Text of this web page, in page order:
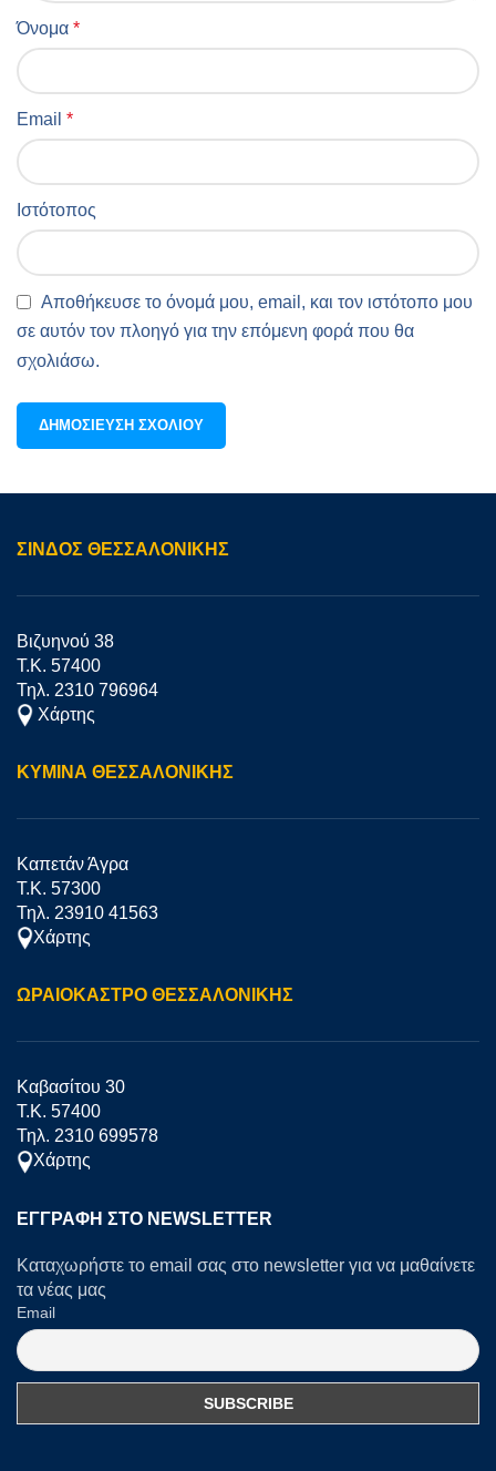
Όνομα *
Email *
Ιστότοπος
Αποθήκευσε το όνομά μου, email, και τον ιστότοπο μου
σε αυτόν τον πλοηγό για την επόμενη φορά που θα
σχολιάσω.
ΣΊΝΔΟΣ ΘΕΣΣΑΛΟΝΙΚΗΣ
Βιζυηνού 38
Τ.Κ. 57400
Τηλ. 2310 796964
Χάρτης
ΚΥΜΙΝΑ ΘΕΣΣΑΛΟΝΙΚΗΣ
Καπετάν Άγρα
Τ.Κ. 57300
Τηλ. 23910 41563
Χάρτης
ΩΡΑΙΟΚΑΣΤΡΟ ΘΕΣΣΑΛΟΝΙΚΗΣ
Καβασίτου 30
Τ.Κ. 57400
Τηλ. 2310 699578
Χάρτης
ΕΓΓΡΑΦΉ ΣΤΟ NEWSLETTER
Καταχωρήστε το email σας στο newsletter για να μαθαίνετε
τα νέας μας
Email